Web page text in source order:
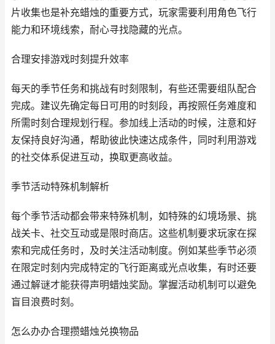
片收集也是补充蜡烛的重要方式，玩家需要利用角色飞行
能力和环境线索，耐心寻找隐藏的光点。
合理安排游戏时刻提升效率
每天的季节任务和挑战有时刻限制，有些还需要组队配合
完成。建议先确定每日可用的时刻段，再按照任务难度和
所需时刻合理规划行程。参加线上活动的时候，注意和好
友保持良好沟通，帮助彼此快速达成条件，同时利用游戏
的社交体系促进互动，换取更高收益。
季节活动特殊机制解析
每个季节活动都会带来特殊机制，如特殊的幻境场景、挑
战关卡、社交互动或是限时商店。这些机制要求玩家在探
索和完成任务时，及时关注活动制度。例如某些季节必须
在限定时刻内完成特定的飞行距离或光点收集，有时还要
通过解谜才能获得声明蜡烛奖励。掌握活动机制可以避免
盲目浪费时刻。
怎么办办合理攒蜡烛兑换物品